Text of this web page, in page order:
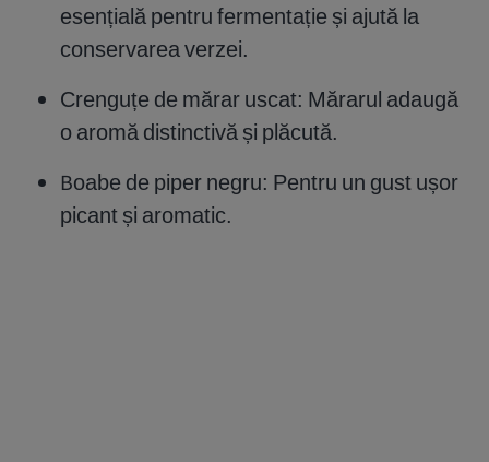
esențială pentru fermentație și ajută la
conservarea verzei.
Crenguțe de mărar uscat: Mărarul adaugă
o aromă distinctivă și plăcută.
Boabe de piper negru: Pentru un gust ușor
picant și aromatic.